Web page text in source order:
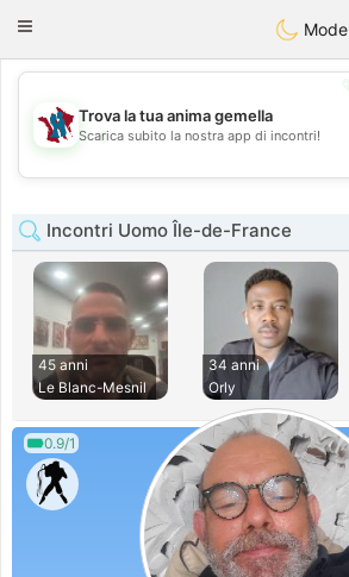
Taimerais
Toggle
Mode
💖
💕
Trova la tua anima gemella
Scarica subito la nostra app di incontri!
Incontri Uomo Île-de-France
45 anni
Le Blanc-Mesnil
34 anni
Orly
0.9/1